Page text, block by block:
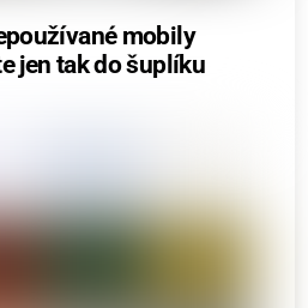
mobily
jen tak do šuplíku